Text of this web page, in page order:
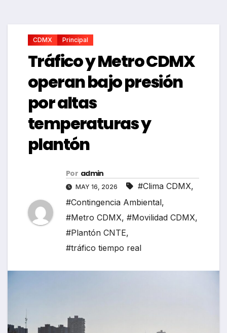
CDMX Principal
Tráfico y Metro CDMX
operan bajo presión
por altas
temperaturas y
plantón
Por admin
MAY 16, 2026 #Clima CDMX,
#Contingencia Ambiental,
#Metro CDMX, #Movilidad CDMX,
#Plantón CNTE,
#tráfico tiempo real